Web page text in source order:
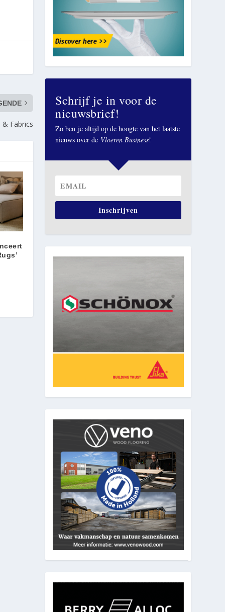
Fabrics
Schrijf je in voor de
nieuwsbrief!
Zo ben je altijd op de hoogte van het laatste
nieuws over de Vloeren Business!
Inschrijven